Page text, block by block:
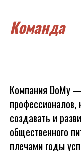
Команда
Компания DoMy
профессионалов,
создавать и
общественного
плечами годы